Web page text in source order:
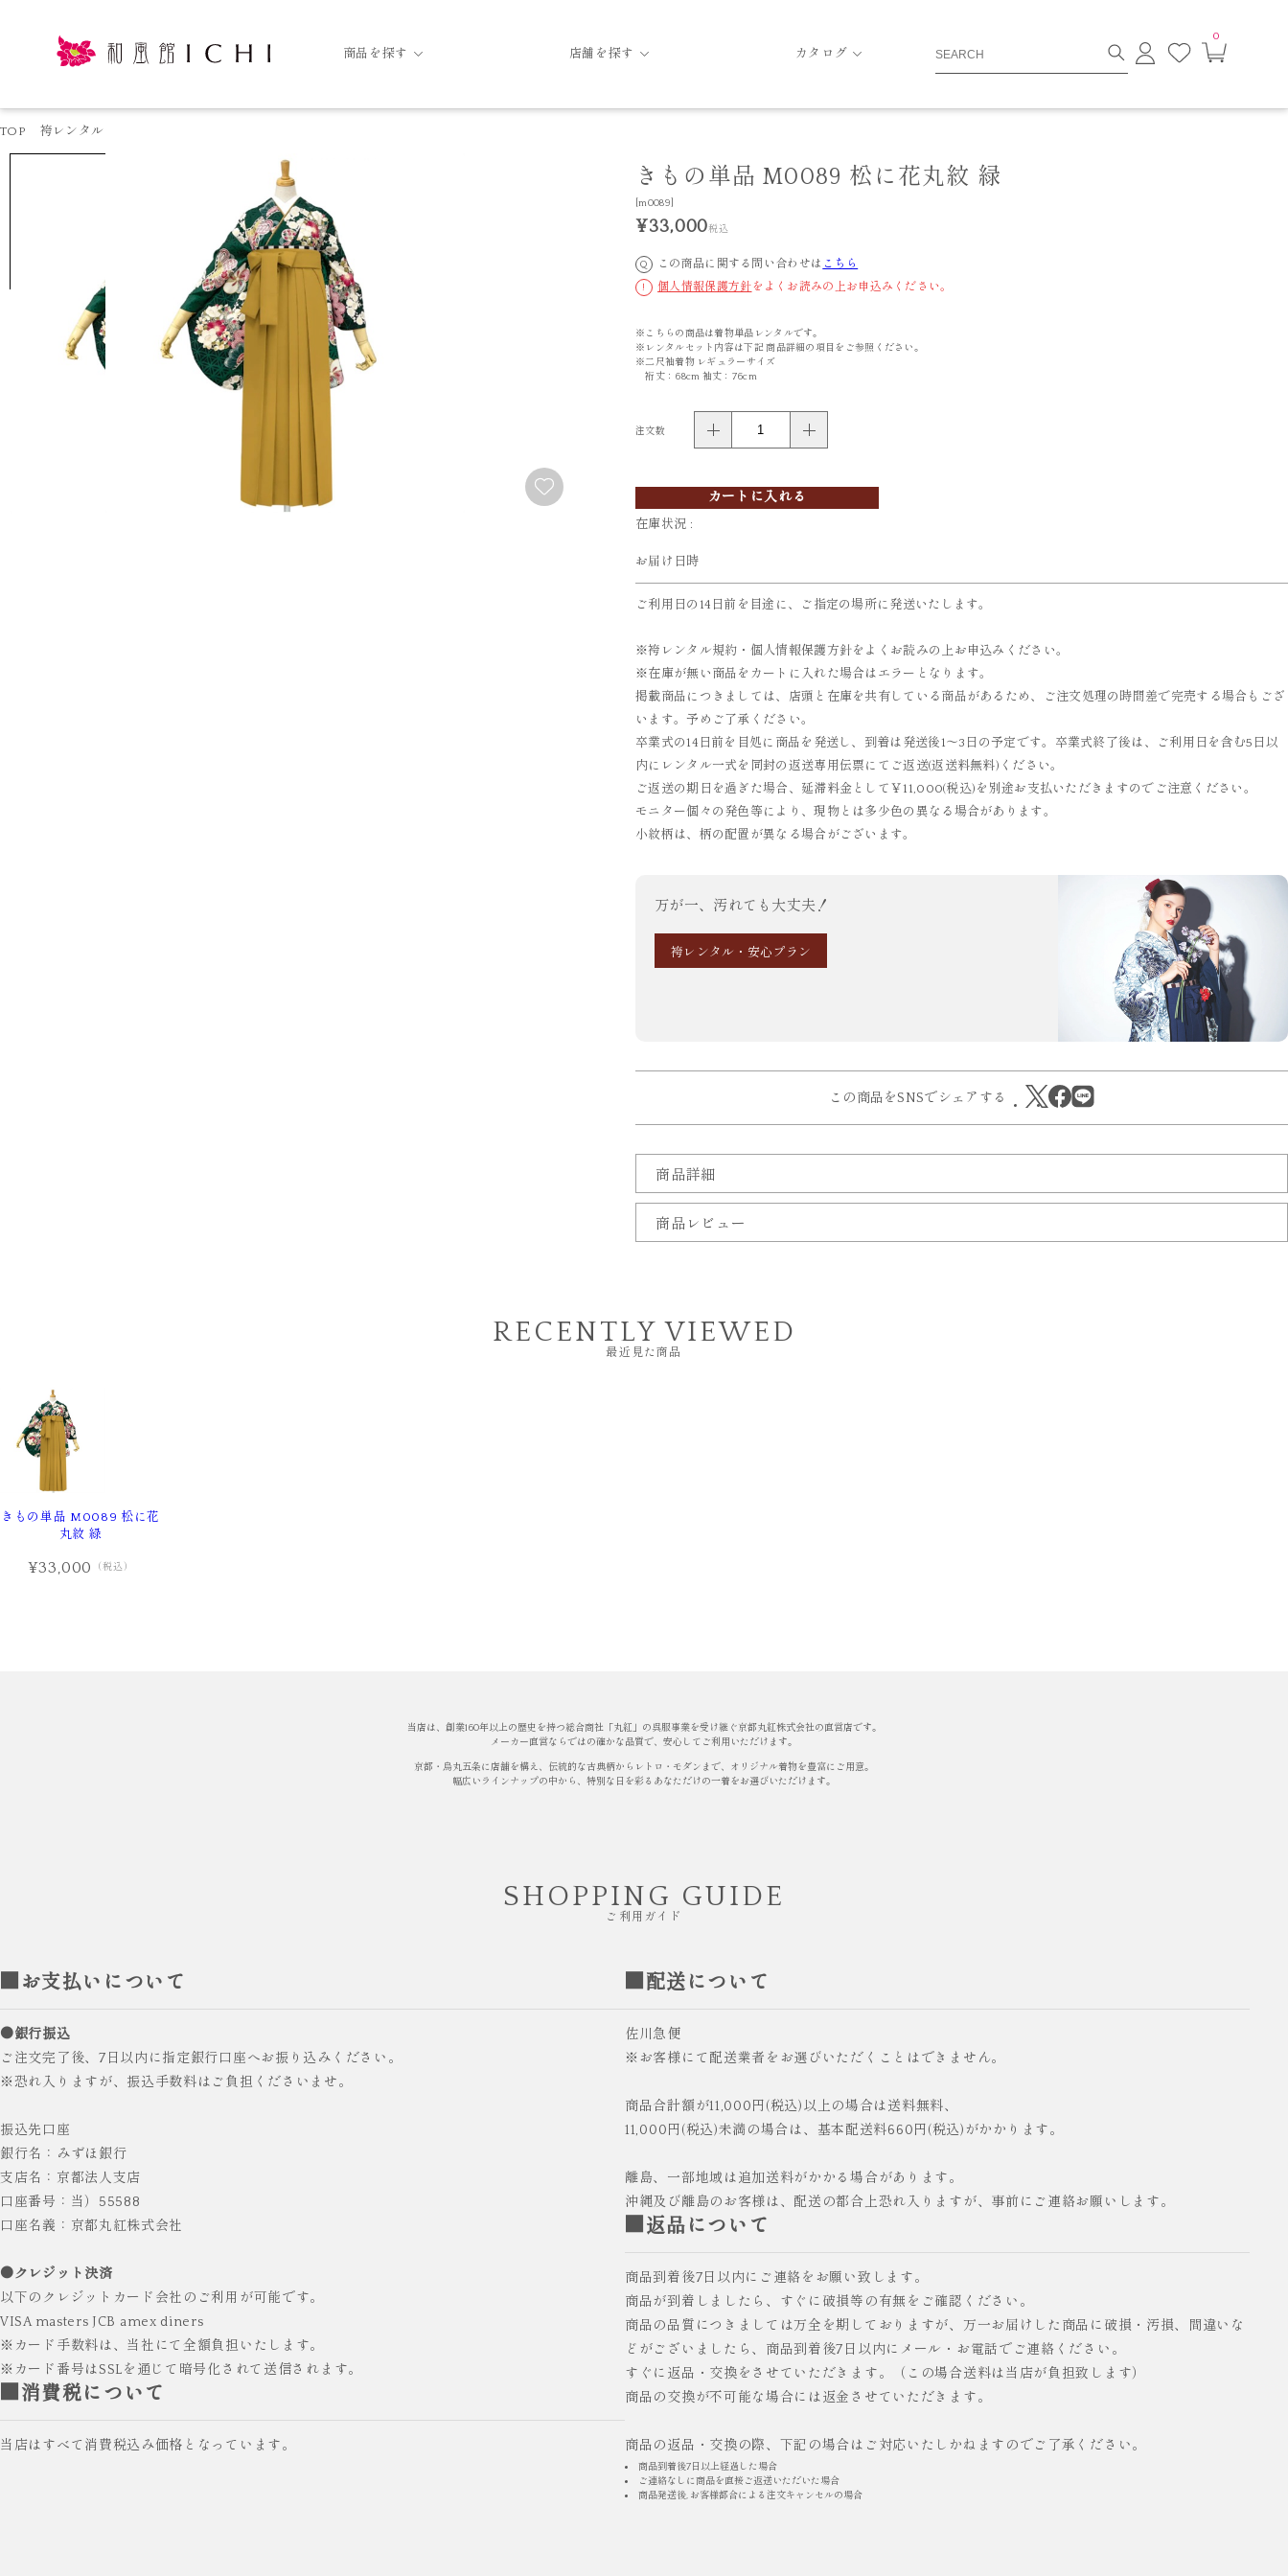
商品を探す
HAKAMA
RENTAL
FURISODE
振袖 浴衣
店舗を探す カタログ
ロ
グ
お
0
TOP 袴レンタル
きもの単品 M0089 松に花丸紋 緑
[m0089]
¥33,000税込
Q この商品に関する問い合わせは こちら
! 個人情報保護方針をよくお読みの上お申込みください。
※こちらの商品は着物単品レンタルです。
※レンタルセット内容は下記 商品詳細の項目をご参照ください。
※二尺袖着物 レギュラーサイズ
裄丈：68cm 袖丈：76cm
注文数
カートに入れる
在庫状況 :
お届け日時
ご利用日の14日前を目途に、ご指定の場所に発送いたします。
※袴レンタル規約・個人情報保護方針をよくお読みの上お申込みください。
※在庫が無い商品をカートに入れた場合はエラーとなります。
掲載商品につきましては、店頭と在庫を共有している商品があるため、ご注文処理の時間差で完売する場合もござ
います。予めご了承ください。
卒業式の14日前を目処に商品を発送し、到着は発送後1～3日の予定です。卒業式終了後は、ご利用日を含む5日以
内にレンタル一式を同封の返送専用伝票にてご返送(返送料無料)ください。
ご返送の期日を過ぎた場合、延滞料金として￥11,000(税込)を別途お支払いただきますのでご注意ください。
モニター個々の発色等により、現物とは多少色の異なる場合があります。
小紋柄は、柄の配置が異なる場合がございます。
万が一、汚れても大丈夫！
袴レンタル・安心プラン
この商品をSNSでシェアする
商品詳細
商品レビュー
RECENTLY VIEWED
最近見た商品
きもの単品 M0089 松に花
丸紋 緑
¥33,000 （税込）
当店は、創業160年以上の歴史を持つ総合商社「丸紅」の呉服事業を受け継ぐ京都丸紅株式会社の直営店です。
メーカー直営ならではの確かな品質で、安心してご利用いただけます。
京都・烏丸五条に店舗を構え、伝統的な古典柄からレトロ・モダンまで、オリジナル着物を豊富にご用意。
幅広いラインナップの中から、特別な日を彩るあなただけの一着をお選びいただけます。
SHOPPING GUIDE
ご利用ガイド
■お支払いについて
●銀行振込
ご注文完了後、7日以内に指定銀行口座へお振り込みください。
※恐れ入りますが、振込手数料はご負担くださいませ。
振込先口座
銀行名：みずほ銀行
支店名：京都法人支店
口座番号：当）55588
口座名義：京都丸紅株式会社
●クレジット決済
以下のクレジットカード会社のご利用が可能です。
VISA masters JCB amex diners
※カード手数料は、当社にて全額負担いたします。
※カード番号はSSLを通じて暗号化されて送信されます。
■消費税について
当店はすべて消費税込み価格となっています。
■配送について
佐川急便
※お客様にて配送業者をお選びいただくことはできません。
商品合計額が11,000円(税込)以上の場合は送料無料、
11,000円(税込)未満の場合は、基本配送料660円(税込)がかかります。
離島、一部地域は追加送料がかかる場合があります。
沖縄及び離島のお客様は、配送の都合上恐れ入りますが、事前にご連絡お願いします。
■返品について
商品到着後7日以内にご連絡をお願い致します。
商品が到着しましたら、すぐに破損等の有無をご確認ください。
商品の品質につきましては万全を期しておりますが、万一お届けした商品に破損・汚損、間違いな
どがございましたら、商品到着後7日以内にメール・お電話でご連絡ください。
すぐに返品・交換をさせていただきます。（この場合送料は当店が負担致します）
商品の交換が不可能な場合には返金させていただきます。
商品の返品・交換の際、下記の場合はご対応いたしかねますのでご了承ください。
商品到着後7日以上経過した場合
ご連絡なしに商品を直接ご返送いただいた場合
商品発送後, お客様都合による注文キャンセルの場合